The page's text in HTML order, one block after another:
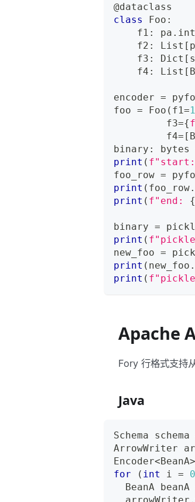
@dataclass
class
Foo :
    f1
: pa .
    f2
: List [
    f3
: Dict [
    f4
: List [
encoder =
foo = Foo ( f1=
         f3
={
         f4
= [
binary : bytes
print (
foo_row =
print ( foo_row.
print ( f"end: {
binary =
print (
new_foo =
print ( new_foo .
print (
Apache
Fory 行格式支持
Java
Schema schema
ArrowWriter
Encoder<BeanA>
for
( int i = 0
BeanA beanA